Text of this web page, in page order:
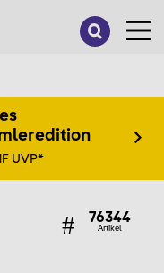
UVP*
76344
Artikel